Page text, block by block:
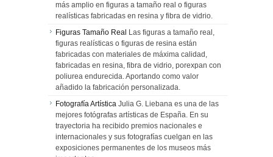
más amplio en figuras a tamaño real o figuras
realísticas fabricadas en resina y fibra de vidrio.
Figuras Tamaño Real Las figuras a tamaño real,
figuras realísticas o figuras de resina están
fabricadas con materiales de máxima calidad,
fabricadas en resina, fibra de vidrio, porexpan con
poliurea endurecida. Aportando como valor
añadido la fabricación personalizada.
Fotografía Artística Julia G. Liebana es una de las
mejores fotógrafas artísticas de España. En su
trayectoria ha recibido premios nacionales e
internacionales y sus fotografías cuelgan en las
exposiciones permanentes de los museos más